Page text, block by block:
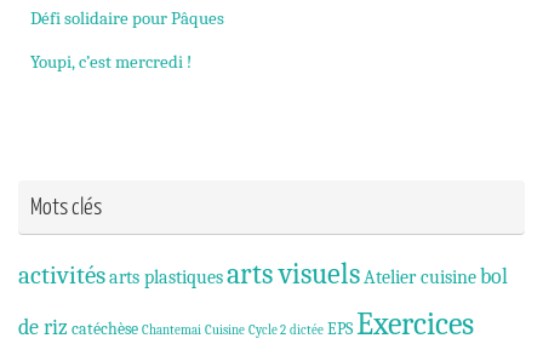
Défi solidaire pour Pâques
Youpi, c’est mercredi !
Mots clés
activitésarts plastiquesarts visuelsAtelier cuisinebol
de riz catéchèse Chantemai Cuisine Cycle 2 dictée EPSExercices